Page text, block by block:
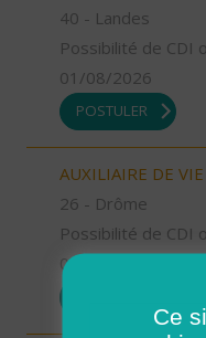
40 - Landes
Possibilité de CDI
01/08/2026
POSTULER
AUXILIAIRE DE
26 - Drôme
Possibilité de CDI
01/08/2026
Ce